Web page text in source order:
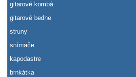
gitarové kombá
gitarové bedne
struny
snímače
kapodastre
brnkátka